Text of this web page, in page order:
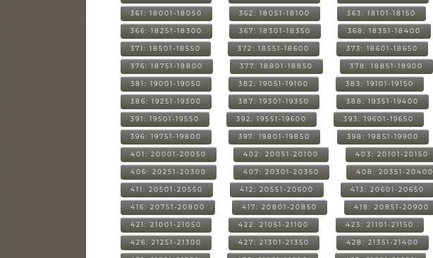
361: 18001-18050 362: 18051-18100 363: 18101-18150
366: 18251-18300 367: 18301-18350 368: 18351-18400
371: 18501-18550 372: 18551-18600 373: 18601-18650
376: 18751-18800 377: 18801-18850 378: 18851-18900
381: 19001-19050 382: 19051-19100 383: 19101-19150
386: 19251-19300 387: 19301-19350 388: 19351-19400
391: 19501-19550 392: 19551-19600 393: 19601-19650
396: 19751-19800 397: 19801-19850 398: 19851-19900
401: 20001-20050 402: 20051-20100 403: 20101-20150
406: 20251-20300 407: 20301-20350 408: 20351-20400
411: 20501-20550 412: 20551-20600 413: 20601-20650
416: 20751-20800 417: 20801-20850 418: 20851-20900
421: 21001-21050 422: 21051-21100 423: 21101-21150
426: 21251-21300 427: 21301-21350 428: 21351-21400